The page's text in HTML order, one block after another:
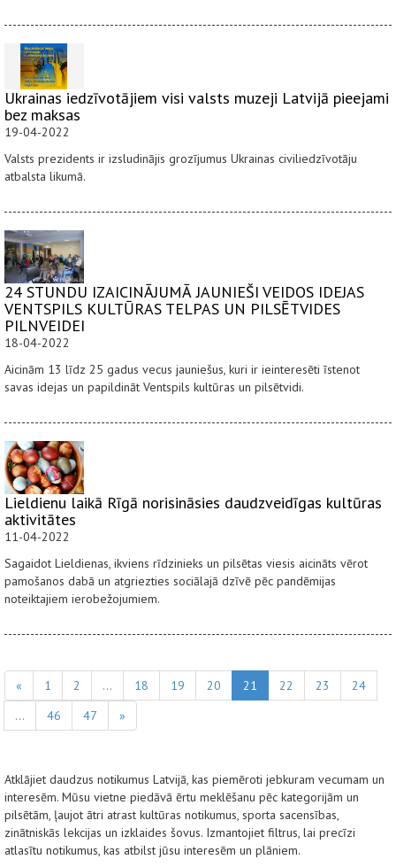
Ukrainas iedzīvotājiem visi valsts muzeji Latvijā pieejami
bez maksas
19-04-2022
Valsts prezidents ir izsludinājis grozījumus Ukrainas civiliedzīvotāju
atbalsta likumā.
24 STUNDU IZAICINĀJUMĀ JAUNIEŠI VEIDOS IDEJAS
VENTSPILS KULTŪRAS TELPAS UN PILSĒTVIDES
PILNVEIDEI
18-04-2022
Aicinām 13 līdz 25 gadus vecus jauniešus, kuri ir ieinteresēti īstenot
savas idejas un papildināt Ventspils kultūras un pilsētvidi.
Lieldienu laikā Rīgā norisināsies daudzveidīgas kultūras
aktivitātes
11-04-2022
Sagaidot Lieldienas, ikviens rīdzinieks un pilsētas viesis aicināts vērot
pamošanos dabā un atgriezties sociālajā dzīvē pēc pandēmijas
noteiktajiem ierobežojumiem.
« 1 2 ... 18 19 20 21 22 23
24
...
46 47 »
Atklājiet daudzus notikumus Latvijā, kas piemēroti jebkuram vecumam un
interesēm. Mūsu vietne piedāvā ērtu meklēšanu pēc kategorijām un
pilsētām, ļaujot ātri atrast kultūras notikumus, sporta sacensības,
zinātniskās lekcijas un izklaides šovus. Izmantojiet filtrus, lai precīzi
atlasītu notikumus, kas atbilst jūsu interesēm un plāniem.